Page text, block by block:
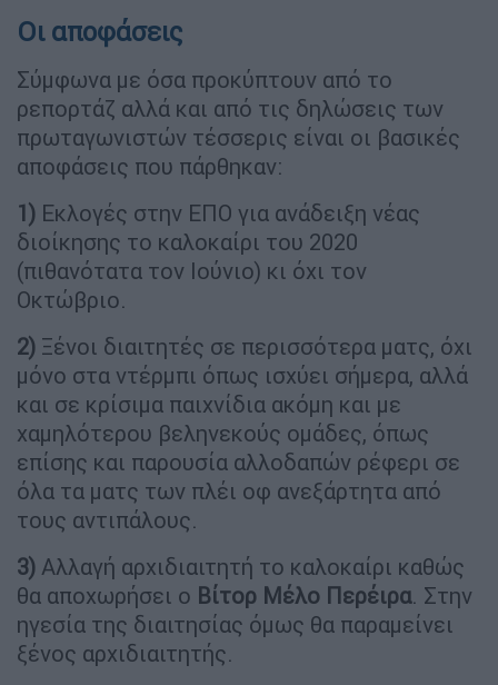
Οι αποφάσεις
Σύμφωνα με όσα προκύπτουν από το
ρεπορτάζ αλλά και από τις δηλώσεις των
πρωταγωνιστών τέσσερις είναι οι βασικές
αποφάσεις που πάρθηκαν:
1) Εκλογές στην ΕΠΟ για ανάδειξη νέας
διοίκησης το καλοκαίρι του 2020
(πιθανότατα τον Ιούνιο) κι όχι τον
Οκτώβριο.
2) Ξένοι διαιτητές σε περισσότερα ματς, όχι
μόνο στα ντέρμπι όπως ισχύει σήμερα, αλλά
και σε κρίσιμα παιχνίδια ακόμη και με
χαμηλότερου βεληνεκούς ομάδες, όπως
επίσης και παρουσία αλλοδαπών ρέφερι σε
όλα τα ματς των πλέι οφ ανεξάρτητα από
τους αντιπάλους.
3) Αλλαγή αρχιδιαιτητή το καλοκαίρι καθώς
θα αποχωρήσει ο Βίτορ Μέλο Περέιρα. Στην
ηγεσία της διαιτησίας όμως θα παραμείνει
ξένος αρχιδιαιτητής.